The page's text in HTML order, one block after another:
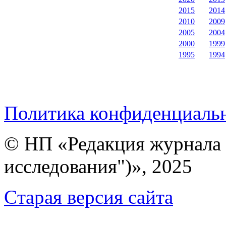
2015
2014
2010
2009
2005
2004
2000
1999
1995
1994
Политика
© НП «Редакция
исследования")», 2025
Cтарая версия сайта